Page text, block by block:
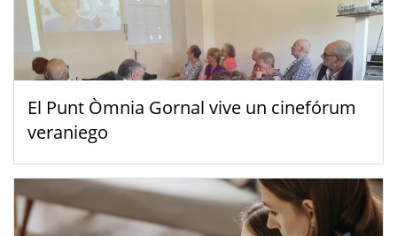
El Punt Òmnia Gornal vive un cinefórum
veraniego